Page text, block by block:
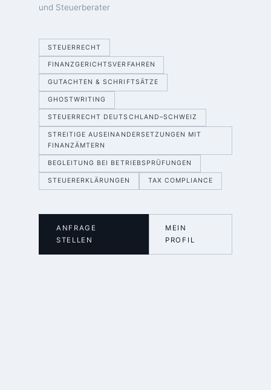
und Steuerberater
STEUERRECHT
FINANZGERICHTSVERFAHREN
GUTACHTEN & SCHRIFTSÄTZE
GHOSTWRITING
STEUERRECHT DEUTSCHLAND–SCHWEIZ
STREITIGE AUSEINANDERSETZUNGEN MIT
FINANZÄMTERN
BEGLEITUNG BEI BETRIEBSPRÜFUNGEN
STEUERERKLÄRUNGEN TAX COMPLIANCE
ANFRAGE
STELLEN
MEIN
PROFIL